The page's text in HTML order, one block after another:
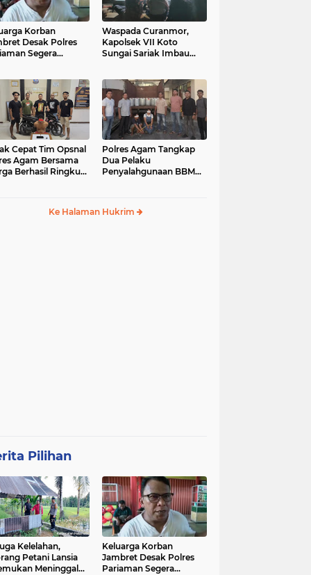
Korban
Desak Polres
Segera
Waspada Curanmor,
Kapolsek VII Koto
Sungai Sariak Imbau
Cepat Tim Opsnal
Agam Bersama
Berhasil Ringkus
Polres Agam Tangkap
Dua Pelaku
Penyalahgunaan BBM
Ke Halaman Hukrim
Pilihan
Kelelahan,
Petani Lansia
Meninggal
Keluarga Korban
Jambret Desak Polres
Pariaman Segera